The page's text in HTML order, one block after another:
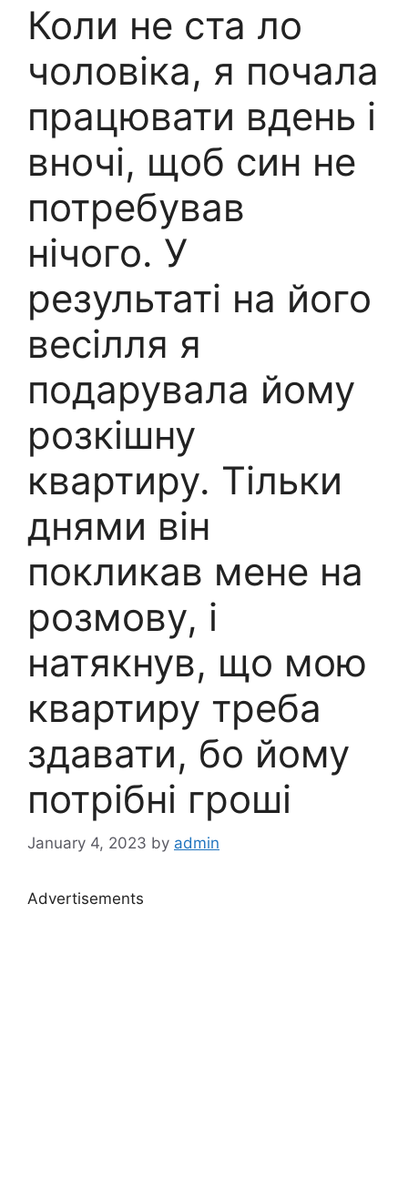
Коли не ста ло
чоловіка, я почала
працювати вдень і
вночі, щоб син не
потребував
нічого. У
результаті на його
весілля я
подарувала йому
розкішну
квартиру. Тільки
днями він
покликав мене на
розмову, і
натякнув, що мою
квартиру треба
здавати, бо йому
потрібні гроші
January 4, 2023 by admin
Advertisements